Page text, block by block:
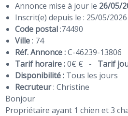
Annonce mise à jour le 26/05/
Inscrit(e) depuis le : 25/05/2026
Code postal:74490
Ville: 74
Réf. Annonce :C-46239-13806
Tarif horaire :0€ € - Tarif
Disponibilité : Tous les jours
Recruteur:Christine
Bonjour
Propriétaire ayant 1 chien et 3